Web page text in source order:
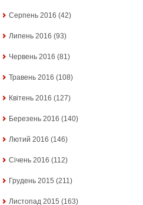
Серпень 2016 (42)
Липень 2016 (93)
Червень 2016 (81)
Травень 2016 (108)
Квітень 2016 (127)
Березень 2016 (140)
Лютий 2016 (146)
Січень 2016 (112)
Грудень 2015 (211)
Листопад 2015 (163)